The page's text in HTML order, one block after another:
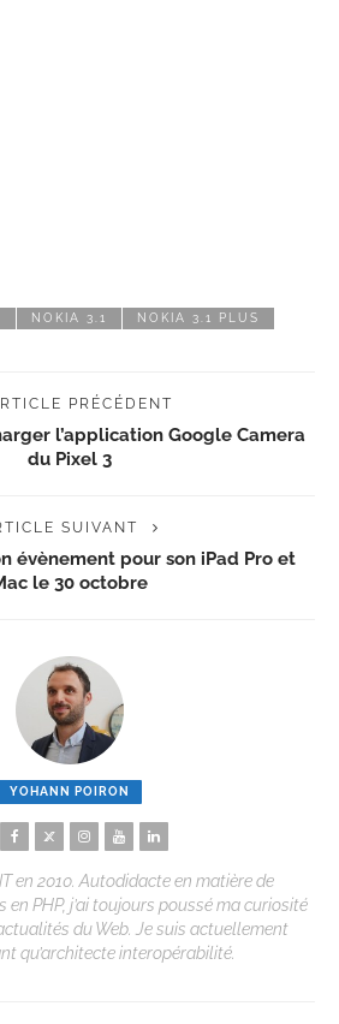
NOKIA 3.1 NOKIA 3.1 PLUS
PRÉCÉDENT
l’application Google Camera
du Pixel 3
SUIVANT
évènement pour son iPad Pro et
le 30 octobre
YOHANN POIRON
en 2010. Autodidacte en matière de
PHP, j’ai toujours poussé ma curiosité
du Web. Je suis actuellement
qu’architecte interopérabilité.